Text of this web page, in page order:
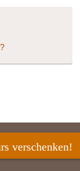
verschenken!